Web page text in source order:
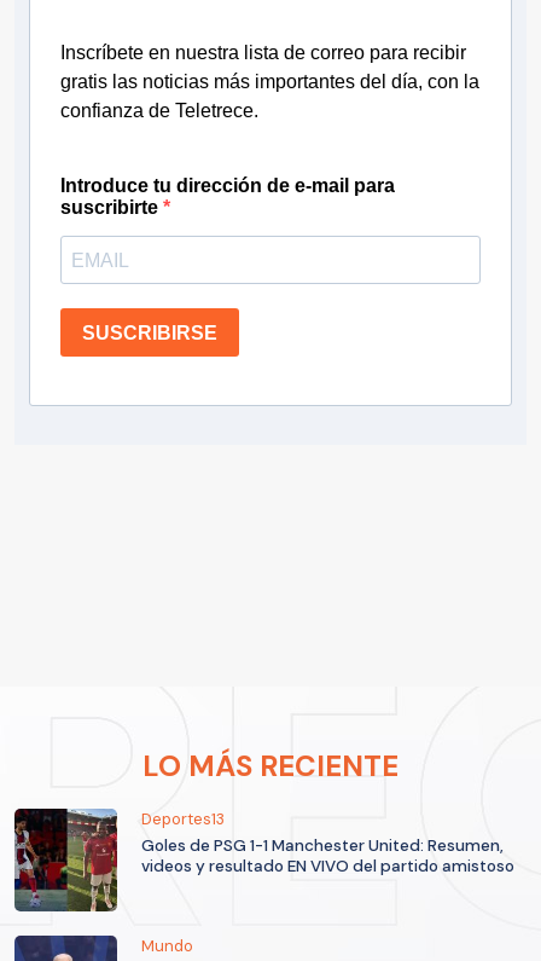
Inscríbete en nuestra lista de correo para recibir
gratis las noticias más importantes del día, con la
confianza de Teletrece.
Introduce tu dirección de e-mail para
suscribirte
SUSCRIBIRSE
LO MÁS RECIENTE
Deportes13
Goles de PSG 1-1 Manchester United: Resumen,
videos y resultado EN VIVO del partido amistoso
Mundo